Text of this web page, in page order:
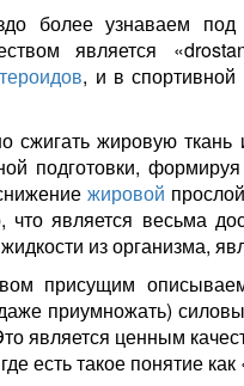
более узнаваем
является
, и в спортивной
сжигать жировую
подготовки,
жировой
что является весьма
из организма,
присущим
приумножать)
является ценным
есть такое понятие